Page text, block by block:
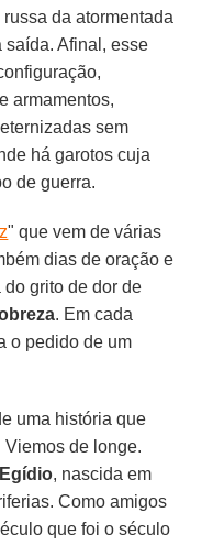
da atormentada
saída. Afinal, esse
armamentos,
sem
há garotos cuja
de guerra.
" que vem de várias
dias de oração e
grito de dor de
. Em cada
o pedido de um
uma história que
Viemos de longe.
, nascida em
Como amigos
que foi o século